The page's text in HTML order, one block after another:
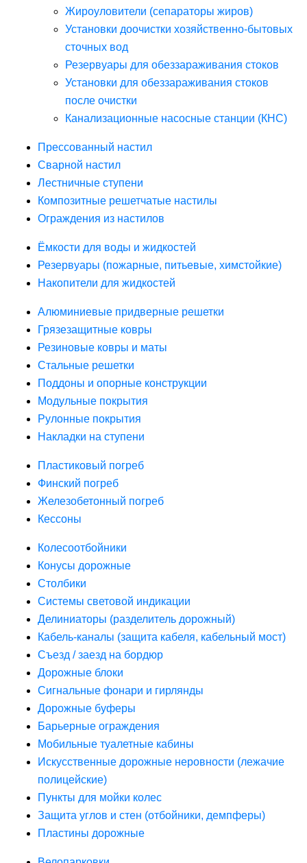
Жироуловители (сепараторы жиров)
Установки доочистки хозяйственно-бытовых
сточных вод
Резервуары для обеззараживания стоков
Установки для обеззараживания стоков
после очистки
Канализационные насосные станции (КНС)
Прессованный настил
Сварной настил
Лестничные ступени
Композитные решетчатые настилы
Ограждения из настилов
Ёмкости для воды и жидкостей
Резервуары (пожарные, питьевые, химстойкие)
Накопители для жидкостей
Алюминиевые придверные решетки
Грязезащитные ковры
Резиновые ковры и маты
Стальные решетки
Поддоны и опорные конструкции
Модульные покрытия
Рулонные покрытия
Накладки на ступени
Пластиковый погреб
Финский погреб
Железобетонный погреб
Кессоны
Колесоотбойники
Конусы дорожные
Столбики
Системы световой индикации
Делиниаторы (разделитель дорожный)
Кабель-каналы (защита кабеля, кабельный мост)
Съезд / заезд на бордюр
Дорожные блоки
Сигнальные фонари и гирлянды
Дорожные буферы
Барьерные ограждения
Мобильные туалетные кабины
Искусственные дорожные неровности (лежачие
полицейские)
Пункты для мойки колес
Защита углов и стен (отбойники, демпферы)
Пластины дорожные